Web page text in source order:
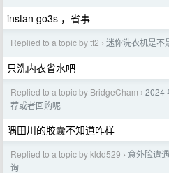
instan go3s ，省事
Replied to a topic by tf2 › 迷你洗衣机是不
只洗内衣省水吧
Replied to a topic by BridgeCham › 2024
荐或者回购呢
隅田川的胶囊不知道咋样
Replied to a topic by kldd529 › 意外险遭
询